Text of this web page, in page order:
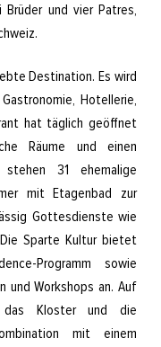
Brüder und vier Patres,
Destination. Es wird
Hotellerie,
hat täglich geöffnet
Räume und einen
stehen 31 ehemalige
mit Etagenbad zur
Gottesdienste wie
Sparte Kultur bietet
Programm sowie
und Workshops an. Auf
das Kloster und die
mit einem